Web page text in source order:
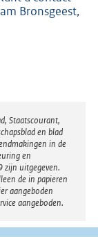
Bronsgeest,
Staatscourant,
en blad
in de
en
zijn uitgegeven.
de in papieren
aangeboden
aangeboden.